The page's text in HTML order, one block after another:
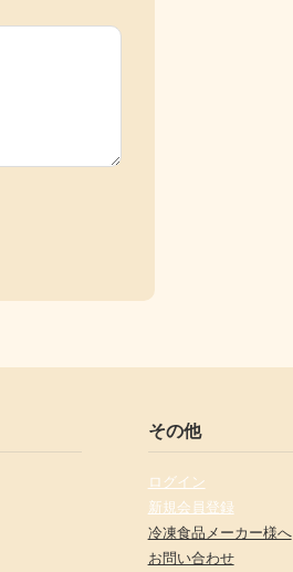
その他
ログイン
新規会員登録
冷凍食品メーカー様へ
お問い合わせ